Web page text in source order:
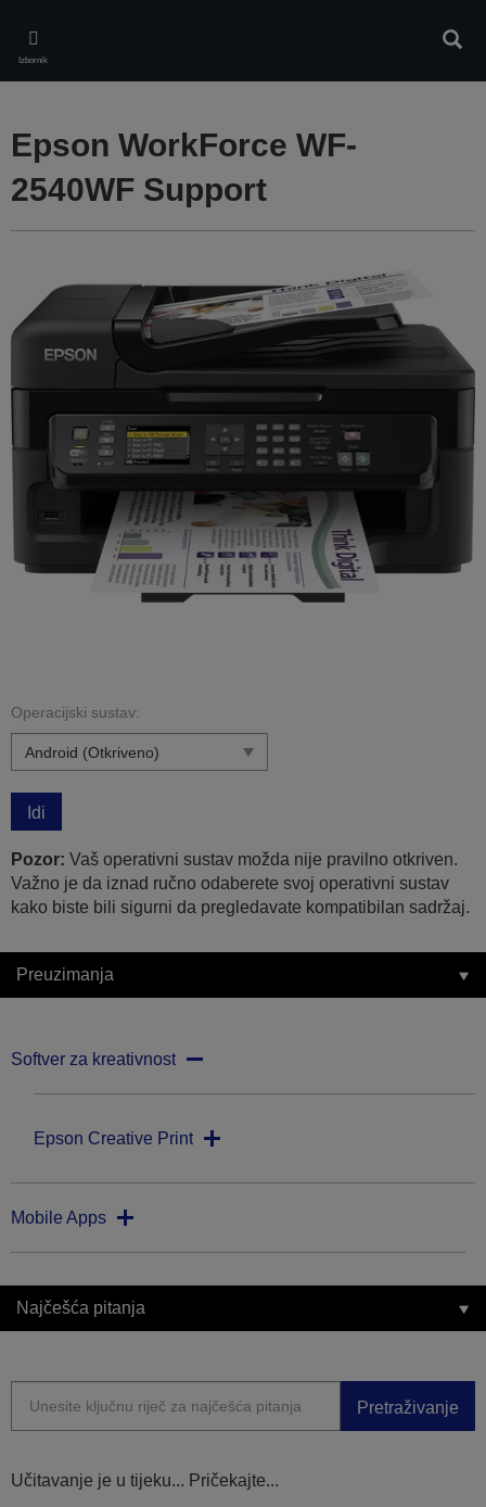
main
content
Izbornik
Epson WorkForce WF-
2540WF Support
Operacijski sustav:
Idi
Pozor: Vaš operativni sustav možda nije pravilno otkriven.
Važno je da iznad ručno odaberete svoj operativni sustav
kako biste bili sigurni da pregledavate kompatibilan sadržaj.
Preuzimanja
Softver za kreativnost
Epson Creative Print
Mobile Apps
Najčešća pitanja
Pretraživanje
Učitavanje je u tijeku... Pričekajte...